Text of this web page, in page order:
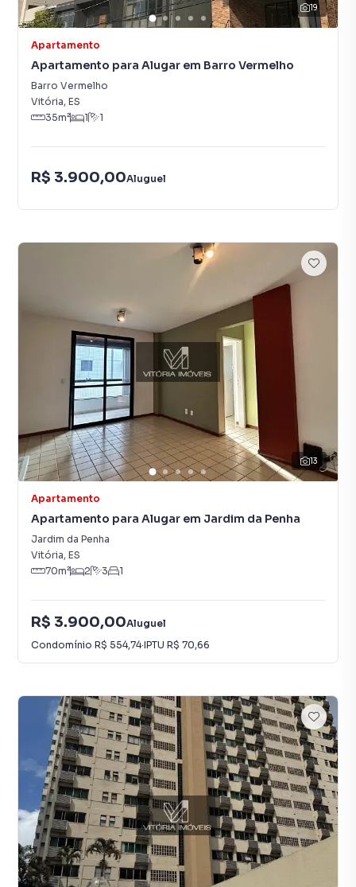
19
Apartamento
Apartamento para Alugar em Barro Vermelho
Barro Vermelho
Vitória, ES
35m² 1 1
R$ 3.900,00Aluguel
13
Apartamento
Apartamento para Alugar em Jardim da Penha
Jardim da Penha
Vitória, ES
70m² 2 3 1
R$ 3.900,00Aluguel
Condomínio R$ 554,74·IPTU R$ 70,66